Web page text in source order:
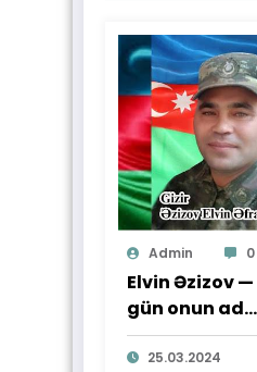
Admin 0
Elvin Əzizov —
gün onun ad
günüdür
25.03.2024